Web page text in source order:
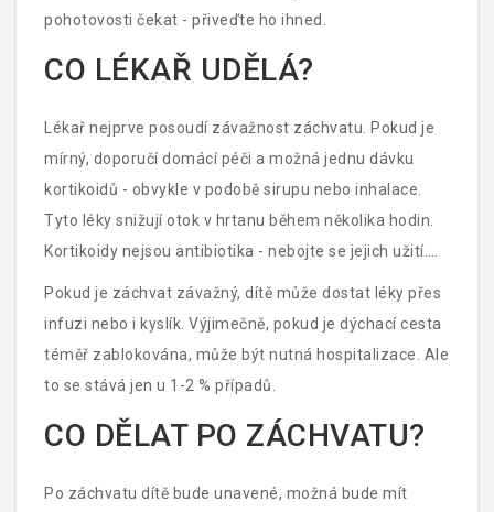
pohotovosti čekat - přiveďte ho ihned.
CO LÉKAŘ UDĚLÁ?
Lékař nejprve posoudí závažnost záchvatu. Pokud je
mírný, doporučí domácí péči a možná jednu dávku
kortikoidů - obvykle v podobě sirupu nebo inhalace.
Tyto léky snižují otok v hrtanu během několika hodin.
Kortikoidy nejsou antibiotika - nebojte se jejich užití.
Nejsou závislostné a nezpůsobují vážné vedlejší
účinky při jednorázovém použití.
Pokud je záchvat závažný, dítě může dostat léky přes
infuzi nebo i kyslík. Výjimečně, pokud je dýchací cesta
téměř zablokována, může být nutná hospitalizace. Ale
to se stává jen u 1-2 % případů.
CO DĚLAT PO ZÁCHVATU?
Po záchvatu dítě bude unavené, možná bude mít